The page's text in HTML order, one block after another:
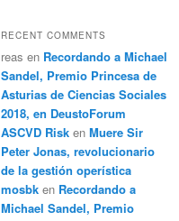
RECENT COMMENTS
reas en Recordando a Michael
Sandel, Premio Princesa de
Asturias de Ciencias Sociales
2018, en DeustoForum
ASCVD Risk en Muere Sir
Peter Jonas, revolucionario
de la gestión operística
mosbk en Recordando a
Michael Sandel, Premio